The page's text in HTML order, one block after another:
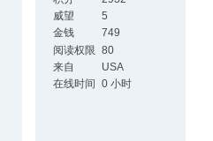
威望
5
金钱
749
阅读权限 80
来自
USA
在线时间
0 小时